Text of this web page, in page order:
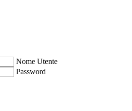
Nome Utente
Password